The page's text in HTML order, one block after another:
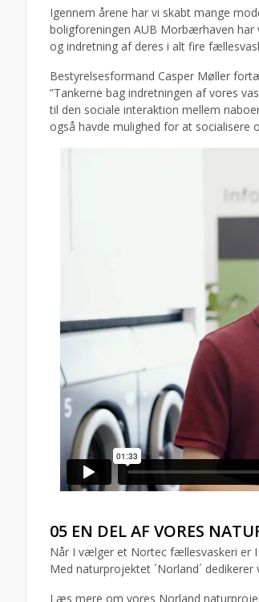
Igennem årene har vi skabt mange
boligforeningen AUB Morbærhaven har
og indretning af deres i alt fire
Bestyrelsesformand Casper Møller
”Tankerne bag indretningen af vores
til den sociale interaktion mellem
også havde mulighed for at socialisere
05 EN DEL AF VORES
Når I vælger et Nortec fællesvaskeri er
Med naturprojektet ´Norland´
Læs mere om vores Norland